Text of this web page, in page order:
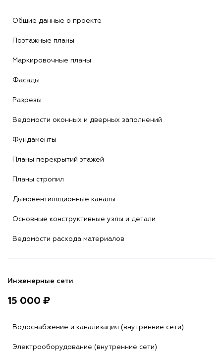
Общие данные о проекте
Поэтажные планы
Маркировочные планы
Фасады
Разрезы
Ведомости оконных и дверных заполнений
Фундаменты
Планы перекрытий этажей
Планы стропил
Дымовентиляционные каналы
Основные конструктивные узлы и детали
Ведомости расхода материалов
Инженерные сети
15 000 ₽
Водоснабжение и канализация (внутренние сети)
Электрооборудование (внутренние сети)